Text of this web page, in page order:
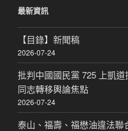
字:
最新資訊
【目錄】新聞稿
2026-07-24
批判中國國民黨 725 上凱
同志轉移輿論焦點
2026-07-24
泰山、福壽、福懋油違法